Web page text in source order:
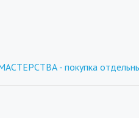
- покупка